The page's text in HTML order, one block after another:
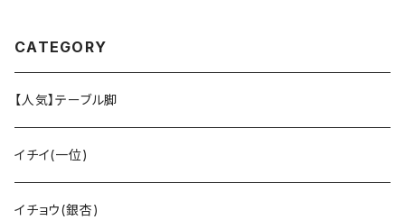
CATEGORY
【人気】テーブル脚
イチイ(一位)
イチョウ(銀杏)